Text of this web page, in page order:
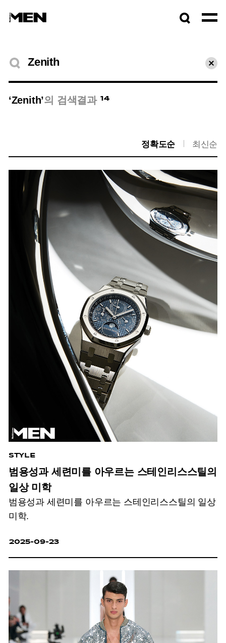
검색결과
초기
‘Zenith’의 검색결과 14
정확도순 최신순
STYLE
범용성과 세련미를 아우르는 스테인리스스틸의
일상 미학
범용성과 세련미를 아우르는 스테인리스스틸의 일상
미학.
2025-09-23